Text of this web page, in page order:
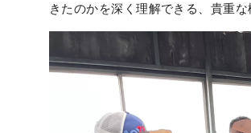
きたのかを深く理解できる、貴重な